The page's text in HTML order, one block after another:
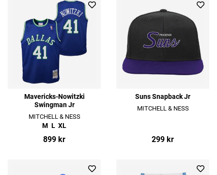
Mavericks-Nowitzki
Swingman Jr
MITCHELL & NESS
M L XL
899 kr
Suns Snapback Jr
MITCHELL & NESS
299 kr